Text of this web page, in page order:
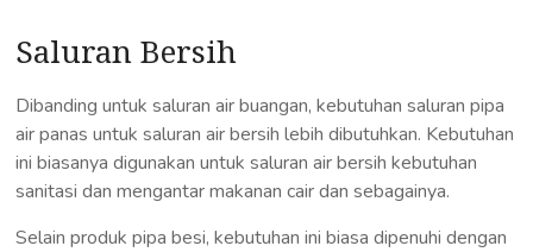
Saluran Bersih
Dibanding untuk saluran air buangan, kebutuhan saluran pipa
air panas untuk saluran air bersih lebih dibutuhkan. Kebutuhan
ini biasanya digunakan untuk saluran air bersih kebutuhan
sanitasi dan mengantar makanan cair dan sebagainya.
Selain produk pipa besi, kebutuhan ini biasa dipenuhi dengan